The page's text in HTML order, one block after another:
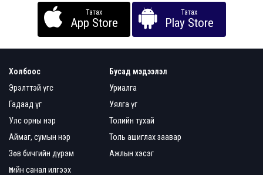
Татах
App Store
Татах
Play Store
Холбоос
Эрэлттэй үгс
Гадаад үг
Улс орны нэр
Аймаг, сумын нэр
Зөв бичгийн дүрэм
Үгийн санал илгээх
Бусад мэдээлэл
Уриалга
Уялга үг
Толийн тухай
Толь ашиглах заавар
Ажлын хэсэг